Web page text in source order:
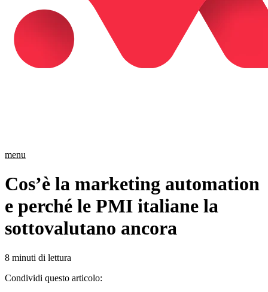
menu
Cos’è la marketing automation
e perché le PMI italiane la
sottovalutano ancora
8 minuti di lettura
Condividi questo articolo: